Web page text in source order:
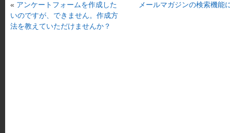
« アンケートフォームを作成した
いのですが、できません。作成方
法を教えていただけませんか？
メールマガジンの検索機能